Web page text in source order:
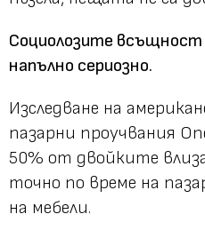
Социолозите
напълно сериозно.
Изследване на
пазарни проучвания
50% от двойките
точно по време на
на мебели.